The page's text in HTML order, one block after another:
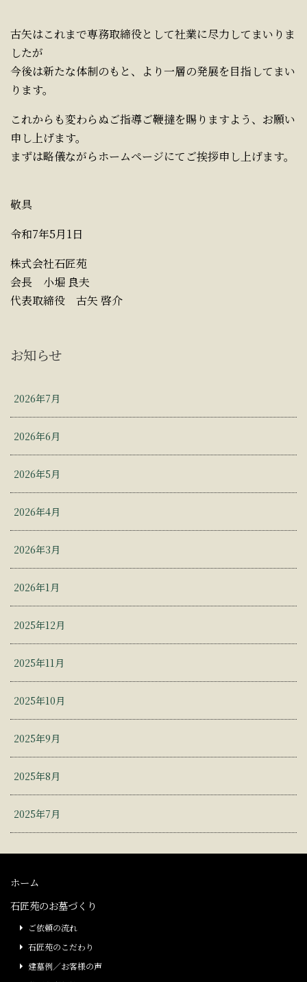
古矢はこれまで専務取締役として社業に尽力してまいりま
したが
今後は新たな体制のもと、より一層の発展を目指してまい
ります。
これからも変わらぬご指導ご鞭撻を賜りますよう、お願い
申し上げます。
まずは略儀ながらホームページにてご挨拶申し上げます。
敬具
令和7年5月1日
株式会社石匠苑
会長 小堀 良夫
代表取締役 古矢 啓介
お知らせ
2026年7月
2026年6月
2026年5月
2026年4月
2026年3月
2026年1月
2025年12月
2025年11月
2025年10月
2025年9月
2025年8月
2025年7月
ホーム
石匠苑のお墓づくり
ご依頼の流れ
石匠苑のこだわり
建墓例／お客様の声